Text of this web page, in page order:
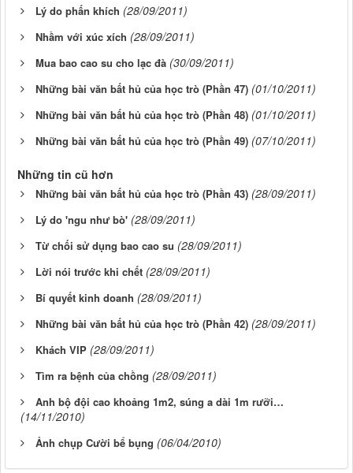
Lý do phấn khích (28/09/2011)
Nhầm với xúc xích (28/09/2011)
Mua bao cao su cho lạc đà (30/09/2011)
Những bài văn bất hủ của học trò (Phần 47) (01/10/2011)
Những bài văn bất hủ của học trò (Phần 48) (01/10/2011)
Những bài văn bất hủ của học trò (Phần 49) (07/10/2011)
Những tin cũ hơn
Những bài văn bất hủ của học trò (Phần 43) (28/09/2011)
Lý do 'ngu như bò' (28/09/2011)
Từ chối sử dụng bao cao su (28/09/2011)
Lời nói trước khi chết (28/09/2011)
Bí quyết kinh doanh (28/09/2011)
Những bài văn bất hủ của học trò (Phần 42) (28/09/2011)
Khách VIP (28/09/2011)
Tìm ra bệnh của chồng (28/09/2011)
Anh bộ đội cao khoảng 1m2, súng a dài 1m rưỡi…
(14/11/2010)
Ảnh chụp Cười bể bụng (06/04/2010)